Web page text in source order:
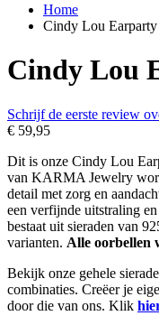
Home
Cindy Lou Earparty
Cindy Lou
Schrijf de eerste review
€ 59,95
Dit is onze Cindy Lou
van KARMA Jewelry
detail met zorg en
een verfijnde uitstraling
bestaat uit sieraden van
varianten. Alle oorbellen
Bekijk onze gehele
combinaties. Creëer je
door die van ons. Klik